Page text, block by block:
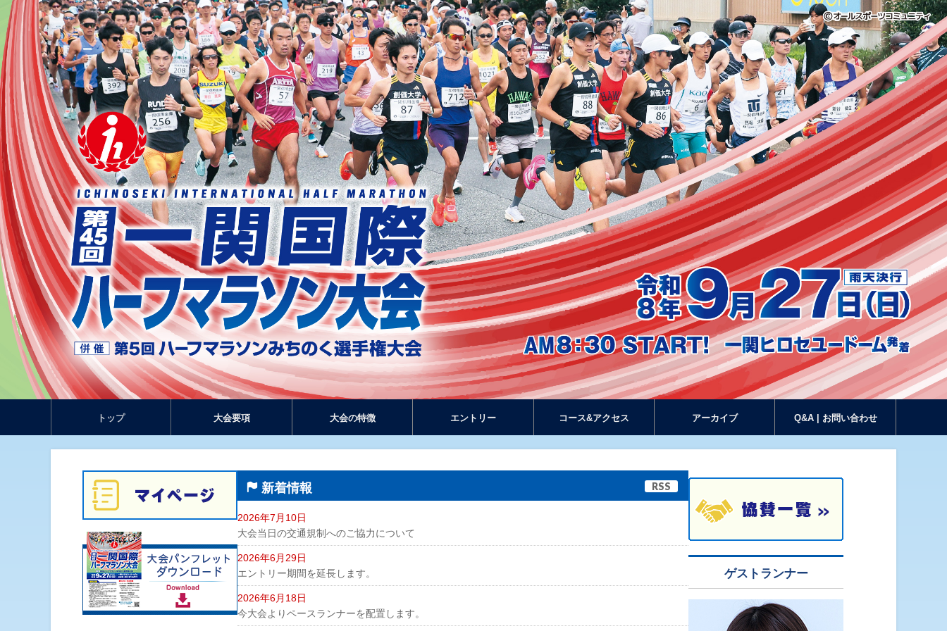
トップ 大会要項 大会の特徴 エントリー コース&アクセス アーカイブ Q&A | お問い合わせ
新着情報 RSS
2026年7月10日
大会当日の交通規制へのご協力について
2026年6月29日
エントリー期間を延長します。
2026年6月18日
今大会よりペースランナーを配置します。
ゲストランナー